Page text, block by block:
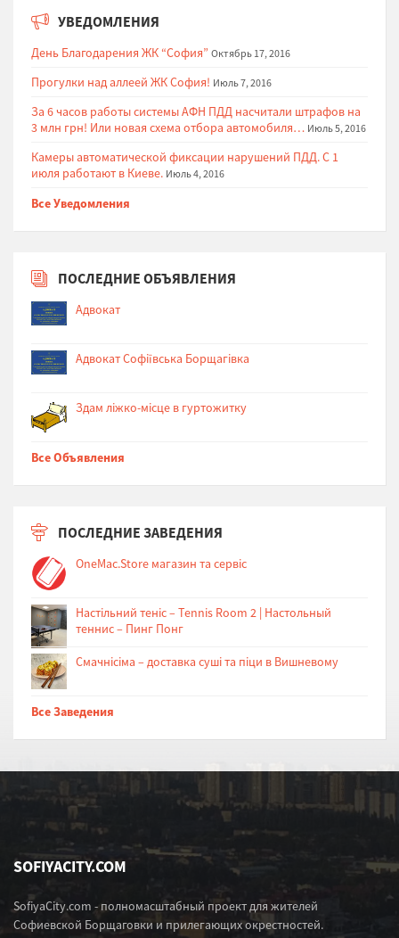
УВЕДОМЛЕНИЯ
День Благодарения ЖК “София” Октябрь 17, 2016
Прогулки над аллеей ЖК София! Июль 7, 2016
За 6 часов работы системы АФН ПДД насчитали штрафов на
3 млн грн! Или новая схема отбора автомобиля… Июль 5, 2016
Камеры автоматической фиксации нарушений ПДД. С 1
июля работают в Киеве. Июль 4, 2016
Все Уведомления
ПОСЛЕДНИЕ ОБЪЯВЛЕНИЯ
Адвокат
Адвокат Софіївська Борщагівка
Здам ліжко-місце в гуртожитку
Все Объявления
ПОСЛЕДНИЕ ЗАВЕДЕНИЯ
OneMac.Store магазин та сервіс
Настільний теніс – Tennis Room 2 | Настольный
теннис – Пинг Понг
Cмачнісіма – доставка суші та піци в Вишневому
Все Заведения
SOFIYACITY.COM
SofiyaCity.com - полномасштабный проект для жителей
Софиевской Борщаговки и прилегающих окрестностей.